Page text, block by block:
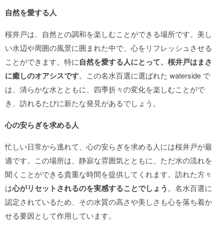
自然を愛する人
桜井戸は、自然との調和を楽しむことができる場所です。美し
い水辺や周囲の風景に囲まれた中で、心をリフレッシュさせる
ことができます。特に自然を愛する人にとって、桜井戸はまさ
に癒しのオアシスです。この名水百選に選ばれた waterside で
は、清らかな水とともに、四季折々の変化を楽しむことがで
き、訪れるたびに新たな発見があるでしょう。
心の安らぎを求める人
忙しい日常から逃れて、心の安らぎを求める人には桜井戸が最
適です。この場所は、静寂な雰囲気とともに、ただ水の流れを
聞くことができる貴重な時間を提供してくれます。訪れた方々
は心がリセットされるのを実感することでしょう 。名水百選に
認定されているため、その水質の高さや美しさも心を落ち着か
せる要因として作用しています。